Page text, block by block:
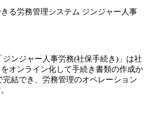
る労務管理システム ジンジャー人事
ンジャー人事労務(社保手続き)」は社
オンライン化して手続き書類の作成か
完結でき、労務管理のオペレーション